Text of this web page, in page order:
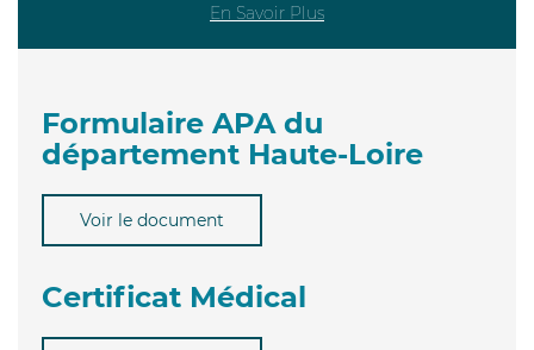
En Savoir Plus
Formulaire APA du
département Haute-Loire
Voir le document
Certificat Médical